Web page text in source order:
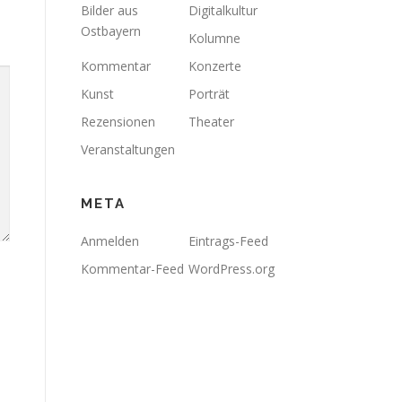
Bilder aus
Ostbayern
Digitalkultur
Kolumne
Kommentar
Konzerte
Kunst
Porträt
Rezensionen
Theater
Veranstaltungen
META
Anmelden
Eintrags-Feed
Kommentar-Feed WordPress.org